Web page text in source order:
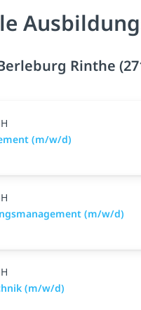
Rinthe
(m/w/d)
(m/w/d)
(m/w/d)